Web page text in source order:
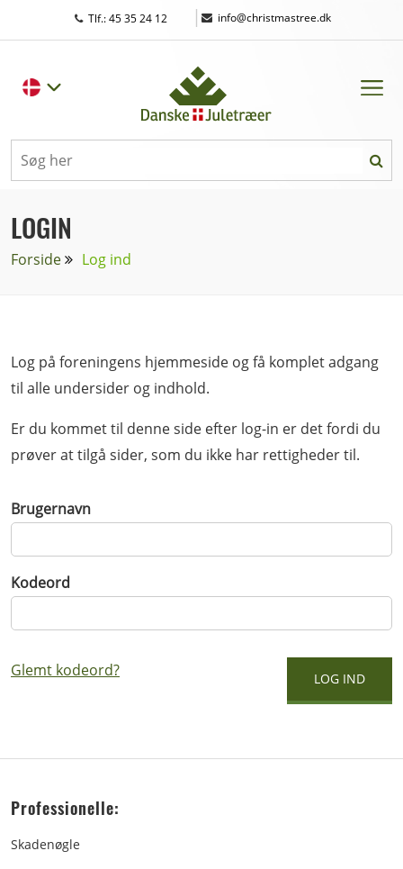
Tlf.: 45 35 24 12 | info@christmastree.dk
LOGIN
Forside Log ind
Log på foreningens hjemmeside og få komplet adgang
til alle undersider og indhold.
Er du kommet til denne side efter log-in er det fordi du
prøver at tilgå sider, som du ikke har rettigheder til.
Brugernavn
Kodeord
Glemt kodeord?
Professionelle:
Skadenøgle